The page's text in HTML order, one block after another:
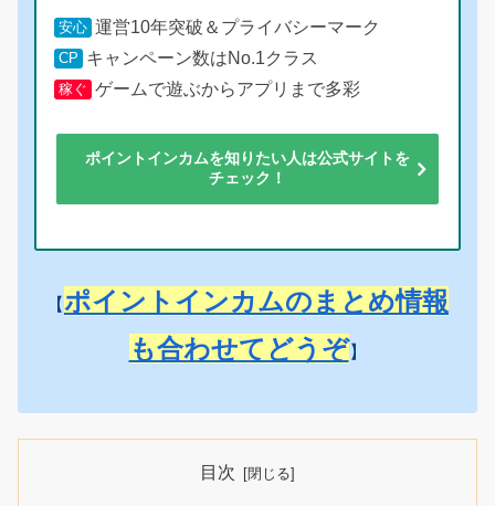
安心 運営10年突破＆プライバシーマーク
CP キャンペーン数はNo.1クラス
稼ぐ ゲームで遊ぶからアプリまで多彩
ポイントインカムを知りたい人は公式サイトを
チェック！
【ポイントインカムのまとめ情報
も合わせてどうぞ 】
目次